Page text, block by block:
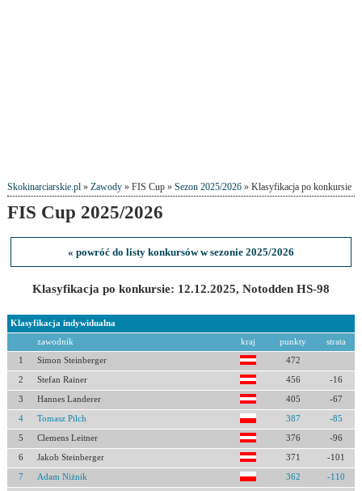
Skokinarciarskie.pl» Zawody» FIS Cup » Sezon 2025/2026» Klasyfikacja po konkursie
FIS Cup 2025/2026
« powróć do listy konkursów w sezonie 2025/2026
Klasyfikacja po konkursie: 12.12.2025, Notodden HS-98
Klasyfikacja indywidualna
zawodnik kraj punkty strata
1 Simon Steinberger 472
2 Stefan Rainer 456 -16
3 Hannes Landerer 405 -67
4 Tomasz Pilch 387 -85
5 Clemens Leitner 376 -96
6 Jakob Steinberger 371 -101
7 Adam Niżnik 362 -110